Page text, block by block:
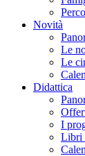
Novità
Le
Le
Didattica
I
Libri